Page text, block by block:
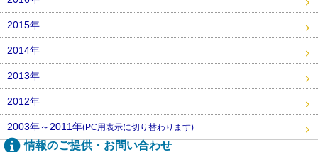
2015年
2014年
2013年
2012年
2003年～2011年(PC用表示に切り替わります)
情報のご提供・お問い合わせ